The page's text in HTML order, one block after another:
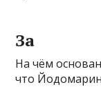
За
На чём
что